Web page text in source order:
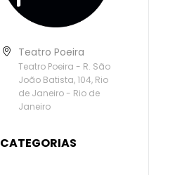
Teatro Poeira
Teatro Poeira - R. São
João Batista, 104, Rio
de Janeiro - Rio de
Janeiro
CATEGORIAS